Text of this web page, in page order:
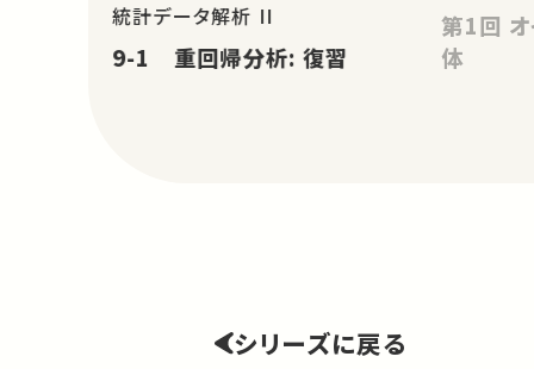
統計データ解析 II
9-1 重回帰分析: 復習
第1回 オイラーの公式と正多面
体
シリーズに戻る